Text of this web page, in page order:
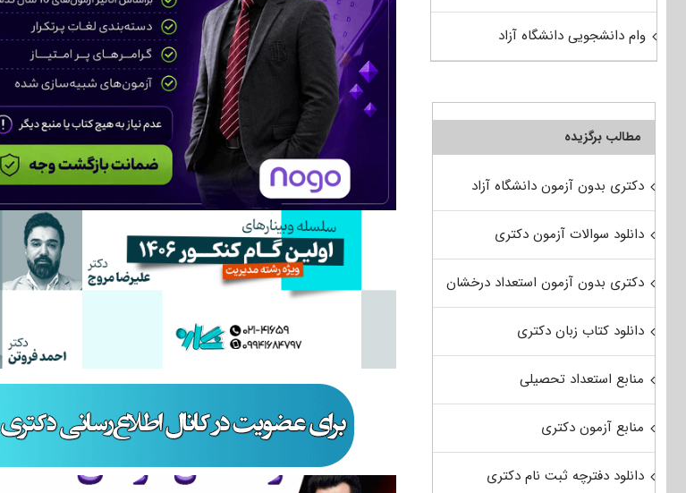
وام دانشجویی دانشگاه آزاد
مطالب برگزیده
دکتری بدون آزمون دانشگاه آزاد
دانلود سوالات آزمون دکتری
دکتری بدون آزمون استعداد درخشان
دانلود کتاب زبان دکتری
منابع استعداد تحصیلی
منابع آزمون دکتری
دانلود دفترچه ثبت نام دکتری